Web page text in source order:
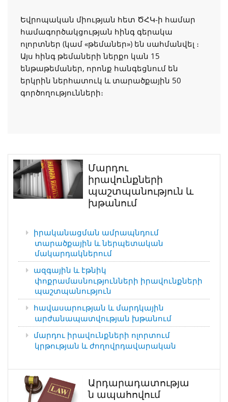
Եվրոպական միության հետ ԾՀԿ-ի համար
համագործակցության հինգ գերակա
ոլորտներ (կամ «թեմաներ») են սահմանվել ։
Այս հինգ թեմաների ներքո կան 15
ենթաթեմաներ, որոնք հանգեցնում են
երկրին ներհատուկ և տարածքային 50
գործողությունների։
Մարդու
իրավունքների
պաշտպանություն և
խթանում
իրականացման ամրապնդում
տարածքային և ներպետական
մակարդակներում
ազգային և էթնիկ
փոքրամասնությունների իրավունքների
պաշտպանություն
հավասարության և մարդկային
արժանապատվության խթանում
մարդու իրավունքների ոլորտում
կրթության և ժողովրդավարական
Արդարադատությա
ն ապահովում